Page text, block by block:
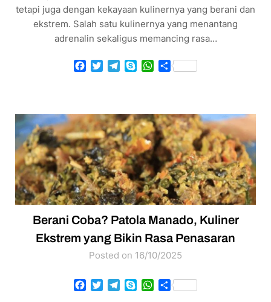
tetapi juga dengan kekayaan kulinernya yang berani dan
ekstrem. Salah satu kulinernya yang menantang
adrenalin sekaligus memancing rasa…
Facebook
TwitterTelegram
SkypeWhatsApp
Share
Berani Coba? Patola Manado, Kuliner
Ekstrem yang Bikin Rasa Penasaran
Posted on 16/10/2025
Facebook
TwitterTelegram
SkypeWhatsApp
Share